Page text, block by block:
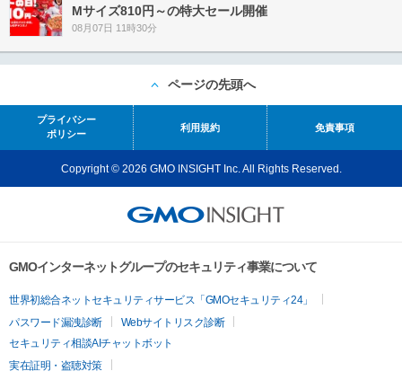
Mサイズ810円～の特大セール開催
08月07日 11時30分
ページの先頭へ
プライバシー
ポリシー
利用規約 免責事項
Copyright © 2026 GMO INSIGHT Inc. All Rights Reserved.
GMOインターネットグループのセキュリティ事業について
世界初総合ネットセキュリティサービス「GMOセキュリティ24」
パスワード漏洩診断
Webサイトリスク診断
セキュリティ相談AIチャットボット
実在証明・盗聴対策